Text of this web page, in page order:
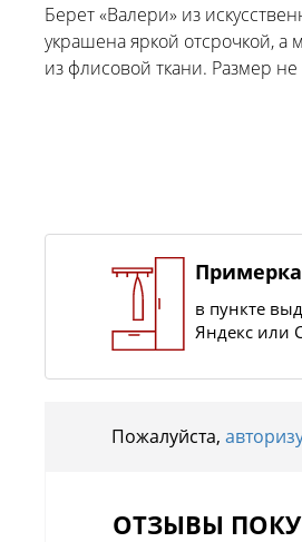
Берет «Валери» из
украшена яркой отсрочкой, а
из флисовой ткани. Размер не
Примерка
в пункте
Яндекс или
Пожалуйста,
ОТЗЫВЫ